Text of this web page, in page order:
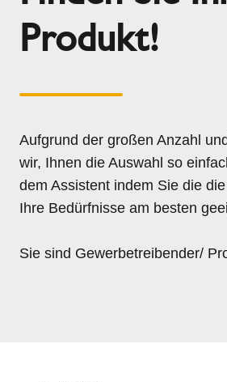
Produkt!
Aufgrund der großen Anzahl
wir, Ihnen die Auswahl so
dem Assistent indem Sie die
Ihre Bedürfnisse am besten
Sie sind Gewerbetreibender/